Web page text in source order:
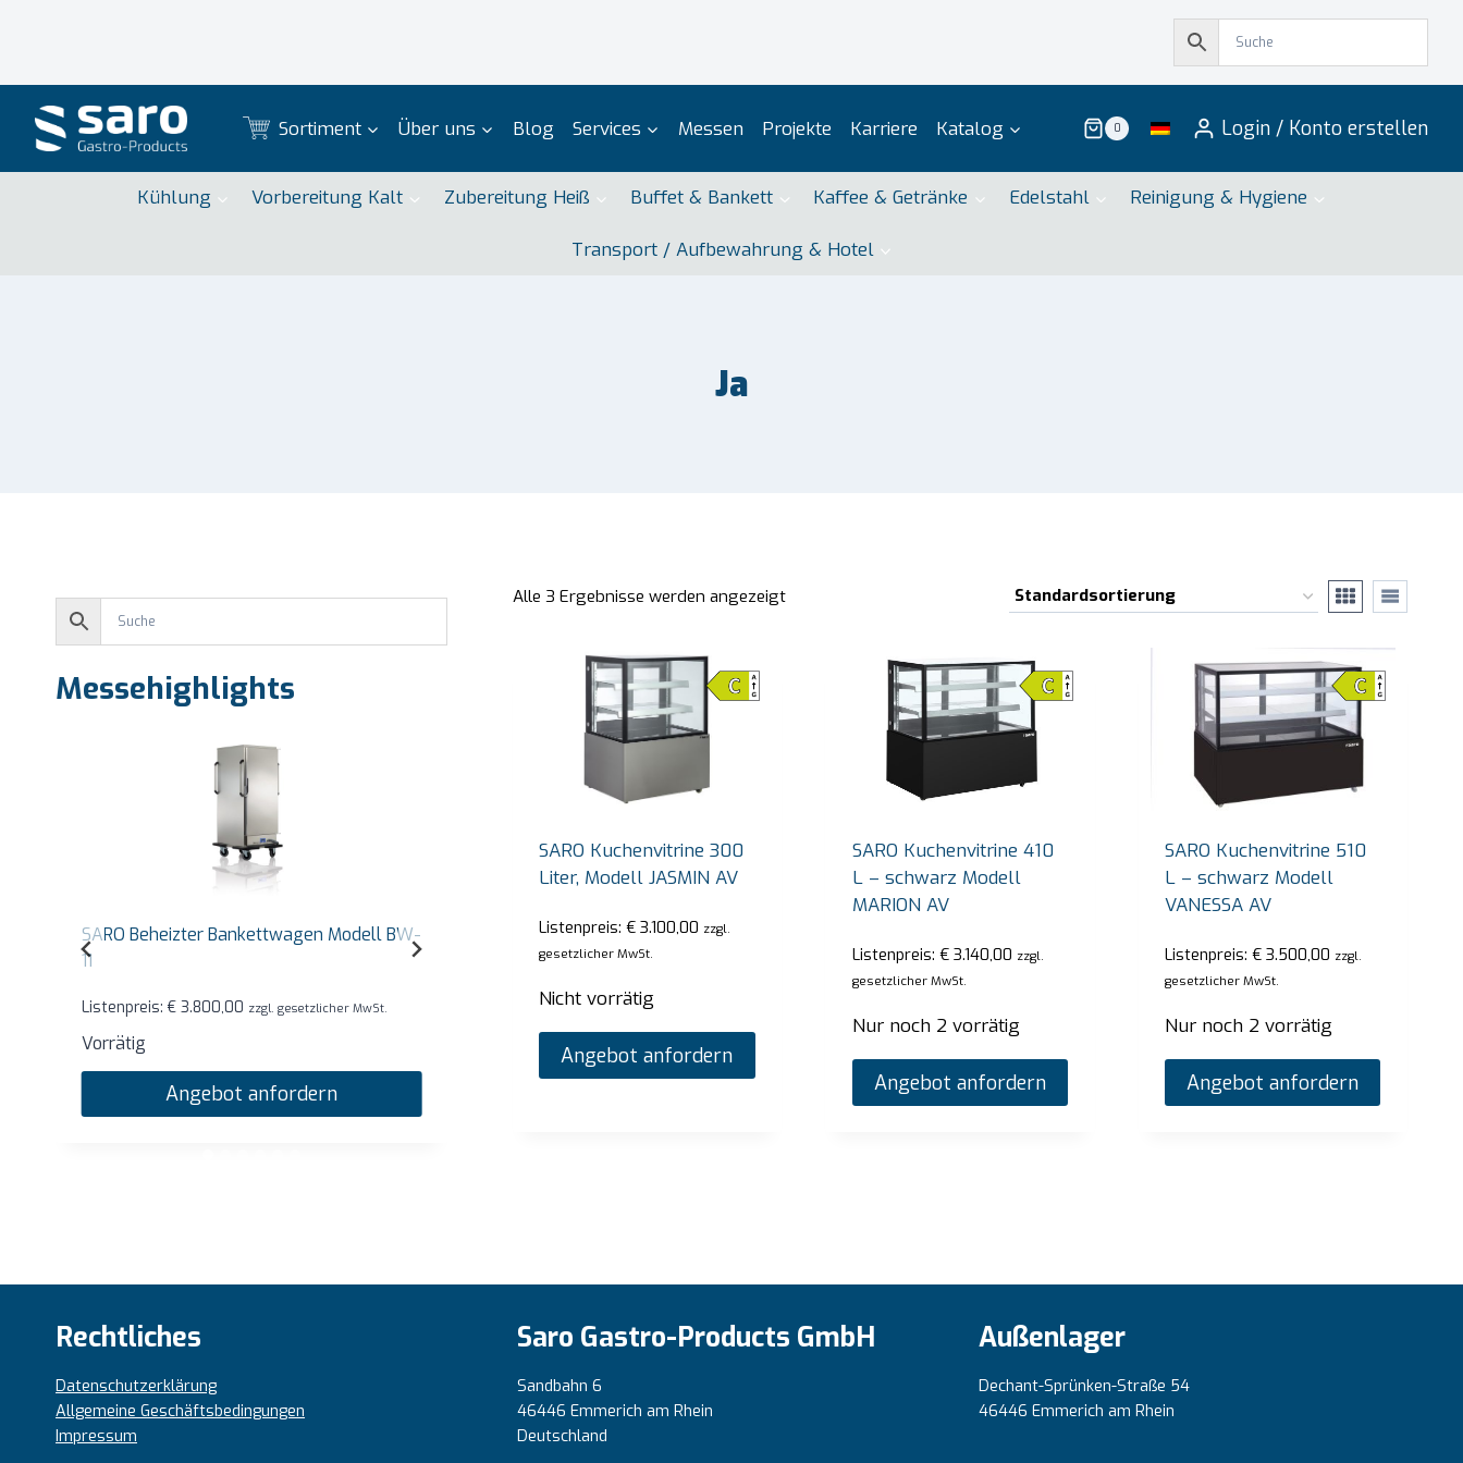
Sortiment Über uns Blog Services Messen Projekte Karriere Katalog 0 Login / Konto erstellen
Kühlung Vorbereitung Kalt Zubereitung Heiß Buffet & Bankett Kaffee & Getränke Edelstahl Reinigung & Hygiene
Transport / Aufbewahrung & Hotel
Ja
Alle 3 Ergebnisse werden angezeigt
SARO Kuchenvitrine 300
Liter, Modell JASMIN AV
Listenpreis:€ 3.100,00 zzgl.
gesetzlicher MwSt.
Nicht vorrätig
Angebot anfordern
SARO Kuchenvitrine 410
L – schwarz Modell
MARION AV
Listenpreis: €3.140,00 zzgl.
gesetzlicher MwSt.
Nur noch 2 vorrätig
Angebot anfordern
SARO Kuchenvitrine 510
L – schwarz Modell
VANESSA AV
Listenpreis:€ 3.500,00 zzgl.
gesetzlicher MwSt.
Nur noch 2 vorrätig
Angebot anfordern
Messehighlights
SARO Countertop Warmhaltevitrine Self
Listenpreis: €1.760,00 zzgl. gesetzlicher MwSt.
Vorrätig
Angebot anfordern
SARO Bain-Marie-Trolley Modell BT-3
Angebot anfordern
Listenpreis: zzgl. gesetzlicher MwSt.
Vorrätig
Angebot anfordern
Rechtliches
Datenschutzerklärung
Allgemeine Geschäftsbedingungen
Impressum
Saro Gastro-Products GmbH
Sandbahn 6
46446 Emmerich am Rhein
Deutschland
Außenlager
Dechant-Sprünken-Straße 54
46446 Emmerich am Rhein